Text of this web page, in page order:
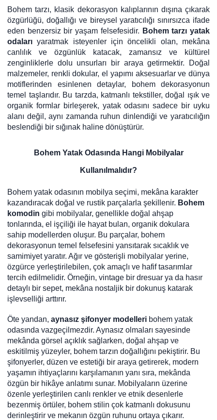
Bohem tarzı, klasik dekorasyon kalıplarının dışına çıkarak
özgürlüğü, doğallığı ve bireysel yaratıcılığı sınırsızca ifade
eden benzersiz bir yaşam felsefesidir. Bohem tarzı yatak
odaları yaratmak isteyenler için öncelikli olan, mekâna
canlılık ve özgünlük katacak, zamansız ve kültürel
zenginliklerle dolu unsurları bir araya getirmektir. Doğal
malzemeler, renkli dokular, el yapımı aksesuarlar ve dünya
motiflerinden esinlenen detaylar, bohem dekorasyonun
temel taşlarıdır. Bu tarzda, katmanlı tekstiller, doğal ışık ve
organik formlar birleşerek, yatak odasını sadece bir uyku
alanı değil, aynı zamanda ruhun dinlendiği ve yaratıcılığın
beslendiği bir sığınak haline dönüştürür.
Bohem Yatak Odasında Hangi Mobilyalar
Kullanılmalıdır?
Bohem yatak odasının mobilya seçimi, mekâna karakter
kazandıracak doğal ve rustik parçalarla şekillenir. Bohem
komodin gibi mobilyalar, genellikle doğal ahşap
tonlarında, el işçiliği ile hayat bulan, organik dokulara
sahip modellerden oluşur. Bu parçalar, bohem
dekorasyonun temel felsefesini yansıtarak sıcaklık ve
samimiyet yaratır. Ağır ve gösterişli mobilyalar yerine,
özgürce yerleştirilebilen, çok amaçlı ve hafif tasarımlar
tercih edilmelidir. Örneğin, vintage bir dresuar ya da hasır
detaylı bir sepet, mekâna nostaljik bir dokunuş katarak
işlevselliği arttırır.
Öte yandan, aynasız şifonyer modelleri bohem yatak
odasında vazgeçilmezdir. Aynasız olmaları sayesinde
mekânda görsel açıklık sağlarken, doğal ahşap ve
eskitilmiş yüzeyler, bohem tarzın doğallığını pekiştirir. Bu
şifonyerler, düzen ve estetiği bir araya getirerek, modern
yaşamın ihtiyaçlarını karşılamanın yanı sıra, mekânda
özgün bir hikâye anlatımı sunar. Mobilyaların üzerine
özenle yerleştirilen canlı renkler ve etnik desenlerle
bezenmiş örtüler, bohem stilin çok katmanlı dokusunu
derinleştirir ve mekanın özgün ruhunu ortaya çıkarır.
Tv
Üniteleri/Sehpaları
Orta Sehpa
Zigon Sehpa
Orta Puflar
Oturma Odası
Puf Modelleri
Puf Modelleri
Genç Odası
Baza
Çalışma Masası
Duvar Rafı
Kitaplık
Oyun ve Aktivite
Masa Setleri
Duvar Rafı
Köşe Rafı
Tablo